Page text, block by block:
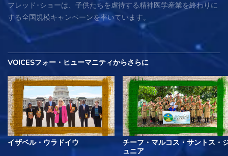
フレッド･ショーは、子供たちを虐待する精神医学産業を終わりに
する全国規模キャンペーンを率いています。
VOICESフォー・ヒューマニティからさらに
イザベル・ウラドイウ
チーフ・マルコス・サントス・
ュニア